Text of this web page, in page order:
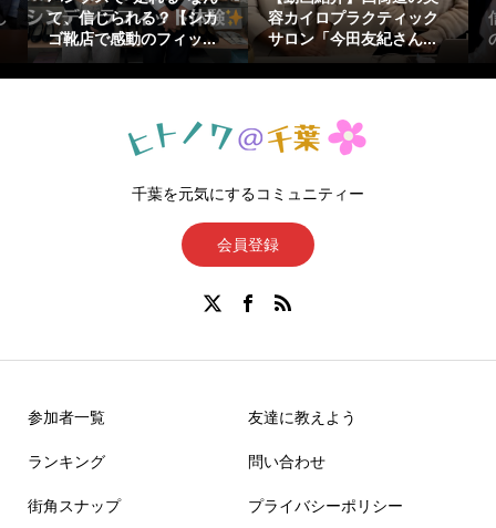
て、信じられる？【シカ
ゴ靴店で感動のフィッ...
容カイロプラクティック
サロン「今田友紀さん...
千葉を元気にするコミュニティー
会員登録
参加者一覧
ランキング
街角スナップ
友達に教えよう
問い合わせ
プライバシーポリシー